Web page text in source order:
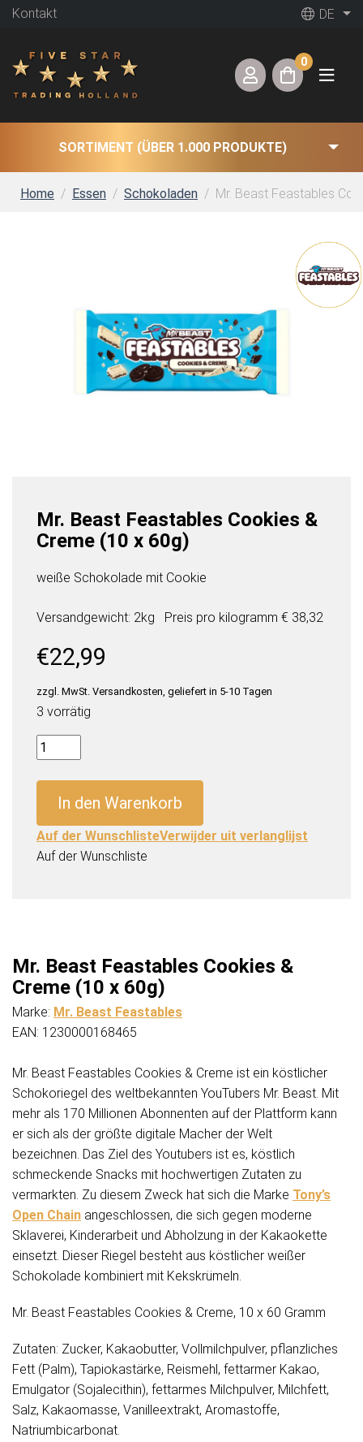
Kontakt DE
0
SORTIMENT (ÜBER 1.000 PRODUKTE)
Home Essen Schokoladen Mr. Beast Feastables
Mr. Beast Feastables Cookies &
Creme (10 x 60g)
weiße Schokolade mit Cookie
Versandgewicht: 2kg Preis pro kilogramm € 38,32
€22,99
zzgl. MwSt. Versandkosten, geliefert in 5-10 Tagen
3 vorrätig
Mr.
Beast
Feastables
Cookies
&
Creme
(10
In den Warenkorb
Auf der WunschlisteVerwijder uit verlanglijst
Auf der Wunschliste
Mr. Beast Feastables Cookies &
Creme (10 x 60g)
Marke: Mr. Beast Feastables
EAN: 1230000168465
Mr. Beast Feastables Cookies & Creme ist ein köstlicher
Schokoriegel des weltbekannten YouTubers Mr. Beast. Mit
mehr als 170 Millionen Abonnenten auf der Plattform kann
er sich als der größte digitale Macher der Welt
bezeichnen. Das Ziel des Youtubers ist es, köstlich
schmeckende Snacks mit hochwertigen Zutaten zu
vermarkten. Zu diesem Zweck hat sich die Marke Tony’s
Open Chain angeschlossen, die sich gegen moderne
Sklaverei, Kinderarbeit und Abholzung in der Kakaokette
einsetzt. Dieser Riegel besteht aus köstlicher weißer
Schokolade kombiniert mit Kekskrümeln.
Mr. Beast Feastables Cookies & Creme, 10 x 60 Gramm
Zutaten: Zucker, Kakaobutter, Vollmilchpulver, pflanzliches
Fett (Palm), Tapiokastärke, Reismehl, fettarmer Kakao,
Emulgator (Sojalecithin), fettarmes Milchpulver, Milchfett,
Salz, Kakaomasse, Vanilleextrakt, Aromastoffe,
Natriumbicarbonat.